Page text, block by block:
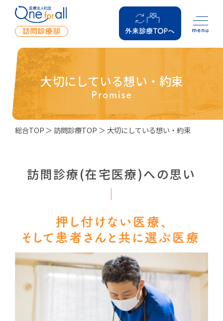
大切にしている想い・約束
総合TOP 訪問診療TOP 大切にしている想い・約束
訪問診療(在宅医療)への思い